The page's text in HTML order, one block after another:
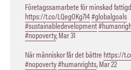
Företagssamarbete för minskad
https://t.co/LQegOKg7I4#globalgoals
#sustainabledevelopment
#nopoverty,Mar 31
När människor får det bättre https://
#nopoverty#humanrights,Mar 22